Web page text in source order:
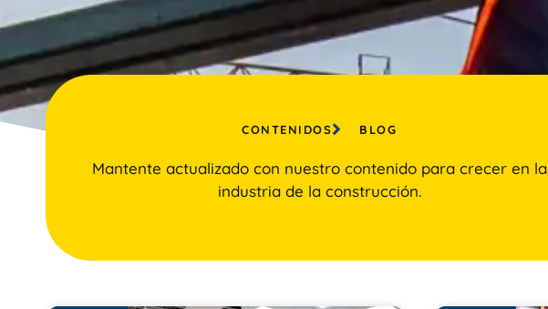
CONTENIDOS BLOG
Mantente actualizado con nuestro contenido para crecer en la
industria de la construcción.